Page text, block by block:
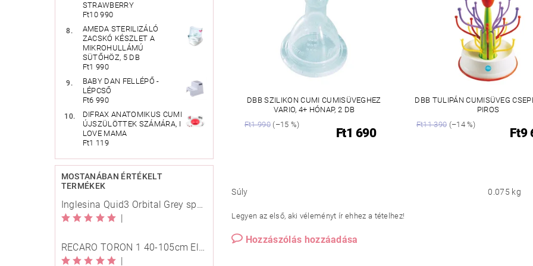
STRAWBERRY
Ft10 990
AMEDA STERILIZÁLÓ
ZACSKÓ KÉSZLET A
MIKROHULLÁMÚ
SÜTŐHÖZ, 5 DB
Ft1 990
BABY DAN FELLÉPŐ -
LÉPCSŐ
Ft6 990
DIFRAX ANATOMIKUS CUMI
ÚJSZÜLÖTTEK SZÁMÁRA, I
LOVE MAMA
Ft1 119
MOSTANÁBAN ÉRTÉKELT
TERMÉKEK
Inglesina Quid3 Orbital Grey sport babakocsi
RECARO TORON 1 40-105cm Elegant Beige
DBB SZILIKON CUMI CUMISÜVEGHEZ
VARIO, 4+ HÓNAP, 2 DB
Ft1 990 (–15 %)
Ft1 690
DBB TULIPÁN CUMISÜVEG
PIROS
Ft11 390(–14 %)
Ft9
Súly 0.075 kg
Legyen az első, aki véleményt ír ehhez a tételhez!
Hozzászólás hozzáadása